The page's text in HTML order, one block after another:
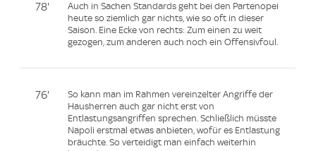
78'
Auch in Sachen Standards geht bei den Partenopei
heute so ziemlich gar nichts, wie so oft in dieser
Saison. Eine Ecke von rechts: Zum einen zu weit
gezogen, zum anderen auch noch ein Offensivfoul.
76'
So kann man im Rahmen vereinzelter Angriffe der
Hausherren auch gar nicht erst von
Entlastungsangriffen sprechen. Schließlich müsste
Napoli erstmal etwas anbieten, wofür es Entlastung
bräuchte. So verteidigt man einfach weiterhin